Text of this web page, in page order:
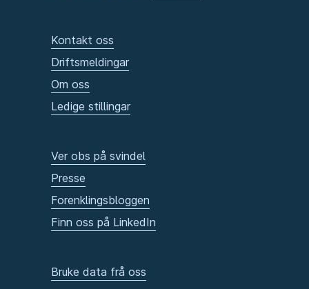
Kontakt oss
Driftsmeldingar
Om oss
Ledige stillingar
Ver obs på svindel
Presse
Forenklingsbloggen
Finn oss på LinkedIn
Bruke data frå oss